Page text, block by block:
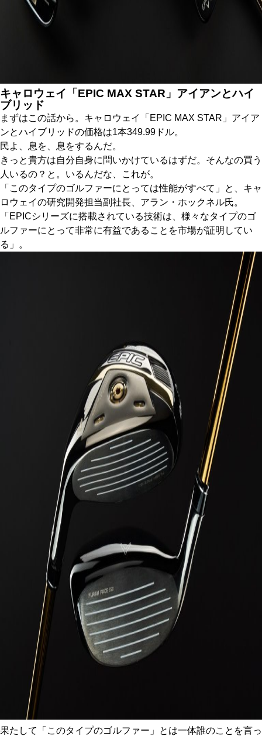
キャロウェイ「EPIC MAX STAR」アイアンとハイ
ブリッド
まずはこの話から。キャロウェイ「EPIC MAX STAR」アイア
ンとハイブリッドの価格は1本349.99ドル。
民よ、息を、息をするんだ。
きっと貴方は自分自身に問いかけているはずだ。そんなの買う
人いるの？と。いるんだな、これが。
「このタイプのゴルファーにとっては性能がすべて」と、キャ
ロウェイの研究開発担当副社長、アラン・ホックネル氏。
「EPICシリーズに搭載されている技術は、様々なタイプのゴ
ルファーにとって非常に有益であることを市場が証明してい
る」。
果たして「このタイプのゴルファー」とは一体誰のことを言っ